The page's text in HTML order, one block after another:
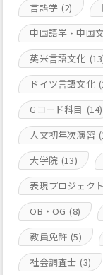
言語学 (2)
中国語学・中国
英米言語文化
ドイツ言語文化
Gコード科目 (14)
人文初年次演習
大学院 (13)
表現プロジェク
OB・OG (8)
教員免許 (5)
社会調査士 (3)